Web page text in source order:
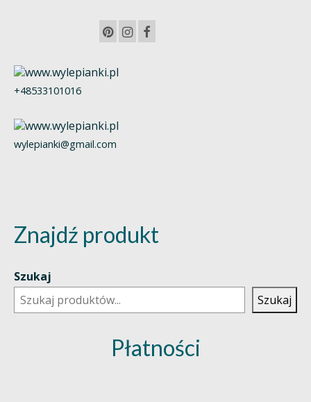
+48533101016
wylepianki@gmail.com
Znajdź produkt
Szukaj
Szukaj
Płatności